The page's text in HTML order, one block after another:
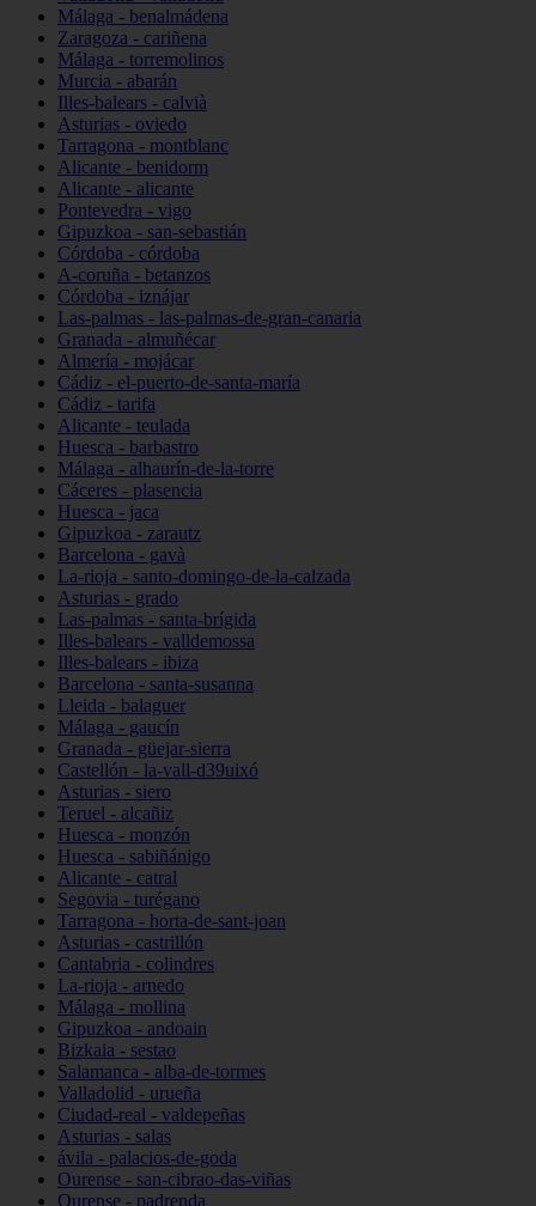
Málaga - benalmádena
Zaragoza - cariñena
Málaga - torremolinos
Murcia - abarán
Illes-balears - calvià
Asturias - oviedo
Tarragona - montblanc
Alicante - benidorm
Alicante - alicante
Pontevedra - vigo
Gipuzkoa - san-sebastián
Córdoba - córdoba
A-coruña - betanzos
Córdoba - iznájar
Las-palmas - las-palmas-de-gran-canaria
Granada - almuñécar
Almería - mojácar
Cádiz - el-puerto-de-santa-maría
Cádiz - tarifa
Alicante - teulada
Huesca - barbastro
Málaga - alhaurín-de-la-torre
Cáceres - plasencia
Huesca - jaca
Gipuzkoa - zarautz
Barcelona - gavà
La-rioja - santo-domingo-de-la-calzada
Asturias - grado
Las-palmas - santa-brígida
Illes-balears - valldemossa
Illes-balears - ibiza
Barcelona - santa-susanna
Lleida - balaguer
Málaga - gaucín
Granada - güejar-sierra
Castellón - la-vall-d39uixó
Asturias - siero
Teruel - alcañiz
Huesca - monzón
Huesca - sabiñánigo
Alicante - catral
Segovia - turégano
Tarragona - horta-de-sant-joan
Asturias - castrillón
Cantabria - colindres
La-rioja - arnedo
Málaga - mollina
Gipuzkoa - andoain
Bizkaia - sestao
Salamanca - alba-de-tormes
Valladolid - urueña
Ciudad-real - valdepeñas
Asturias - salas
ávila - palacios-de-goda
Ourense - san-cibrao-das-viñas
Ourense - padrenda